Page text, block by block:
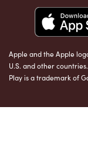
Apple and the Apple
U.S. and other
Play is a trademark of